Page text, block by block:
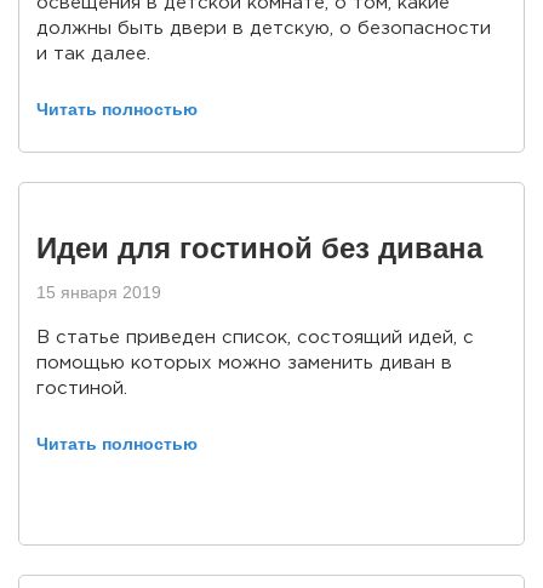
должны быть двери в детскую, о безопасности
и так далее.
Читать полностью
Идеи для гостиной без дивана
15 января 2019
В статье приведен список, состоящий идей, с
помощью которых можно заменить диван в
гостиной.
Читать полностью